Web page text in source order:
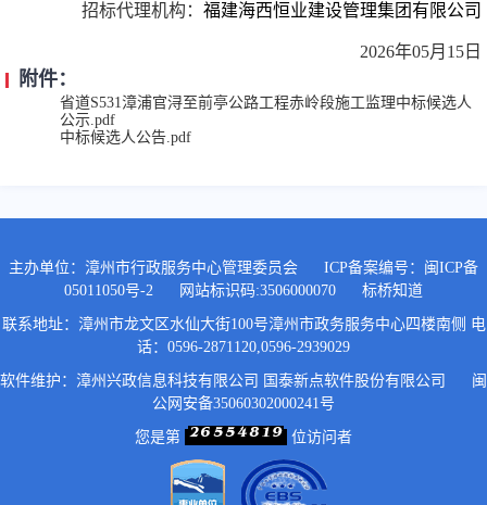
招标代理机构： 福建海西恒业建设管理集团有限公司
2026年05月 15 日
附件：
省道S531漳浦官浔至前亭公路工程赤岭段施工监理中标候选人
公示.pdf
中标候选人公告.pdf
主办单位：漳州市行政服务中心管理委员会 ICP备案编号： 闽ICP备
05011050号-2
网站标识码:3506000070 标桥知道
联系地址：漳州市龙文区水仙大街100号漳州市政务服务中心四楼南侧 电
话：0596-2871120,0596-2939029
软件维护：漳州兴政信息科技有限公司 国泰新点软件股份有限公司
闽
公网安备35060302000241号
您是第 位访问者